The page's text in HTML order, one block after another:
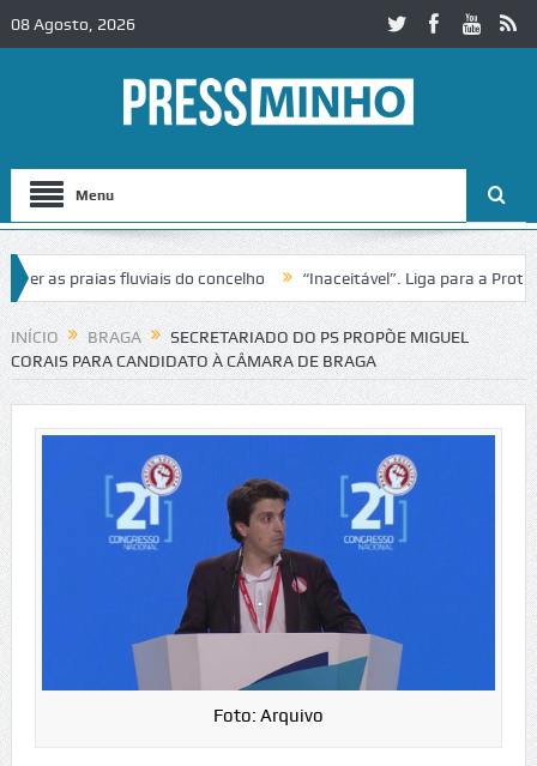
08 Agosto, 2026
Menu
praias fluviais do concelho “Inaceitável”. Liga para a Proteção
de trânsito no IC2 em Alcobaça Igreja do Castelo de
INÍCIO BRAGA
SECRETARIADO DO PS PROPÕE MIGUEL
CORAIS PARA CANDIDATO À CÂMARA DE BRAGA
Foto: Arquivo